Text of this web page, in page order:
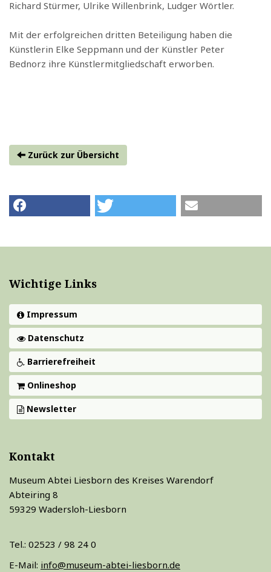
Richard Stürmer, Ulrike Willenbrink, Ludger Wörtler.
Mit der erfolgreichen dritten Beteiligung haben die
Künstlerin Elke Seppmann und der Künstler Peter
Bednorz ihre Künstlermitgliedschaft erworben.
Zurück zur Übersicht
Wichtige Links
Impressum
Datenschutz
Barrierefreiheit
Onlineshop
Newsletter
Kontakt
Museum Abtei Liesborn des Kreises Warendorf
Abteiring 8
59329 Wadersloh-Liesborn
Tel.: 02523 / 98 24 0
E-Mail: info@museum-abtei-liesborn.de